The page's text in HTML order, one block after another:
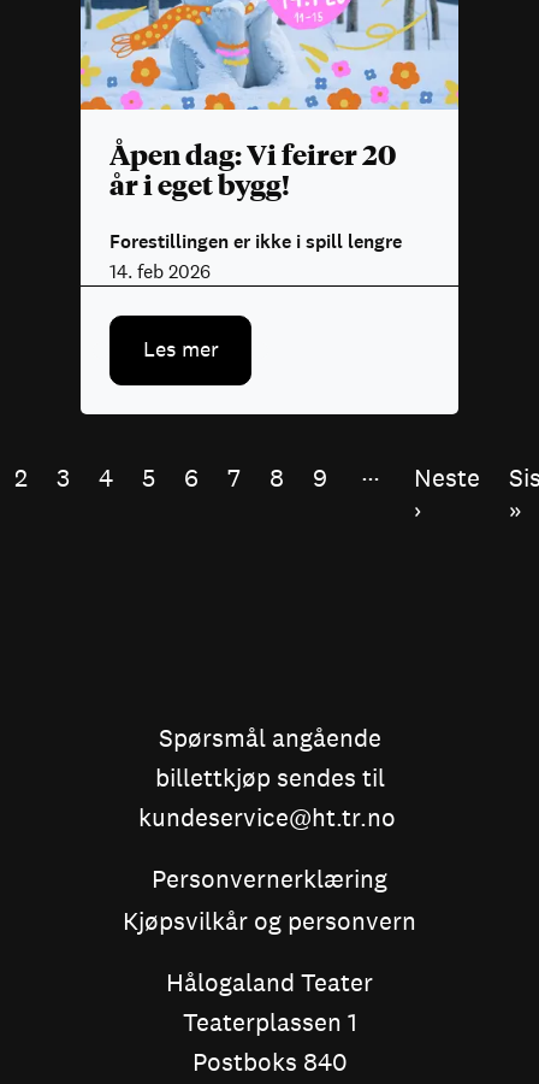
Åpen dag: Vi feirer 20
år i eget bygg!
Forestillingen er ikke i spill lengre
14. feb 2026
Les mer
Sider
Page
2 Page
3 Page
4 Page
5 Page
6 Page
7 Page
8 Page
9 …
Neste
side
Neste
›
»
Spørsmål angående
billettkjøp sendes til
kundeservice@ht.tr.no
Personvernerklæring
Kjøpsvilkår og personvern
Hålogaland Teater
Teaterplassen 1
Postboks 840